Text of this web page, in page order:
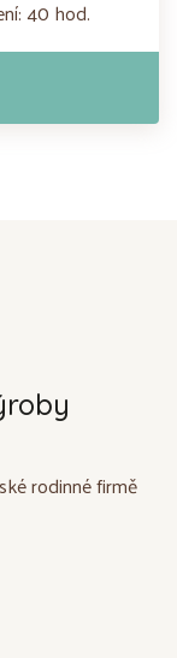
40 hod.
rodinné firmě